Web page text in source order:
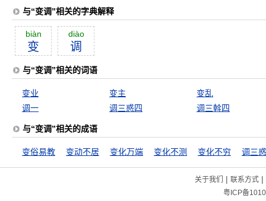
与“变调”相关的字典解释
biàn
变
diào
调
与“变调”相关的词语
变业 变主
变乱
调一
调三惑四 调三斡四
与“变调”相关的成语
变俗易教 变动不居 变化万端 变化不测 变化不穷 调三
关于我们 | 联系方式|
粤ICP备